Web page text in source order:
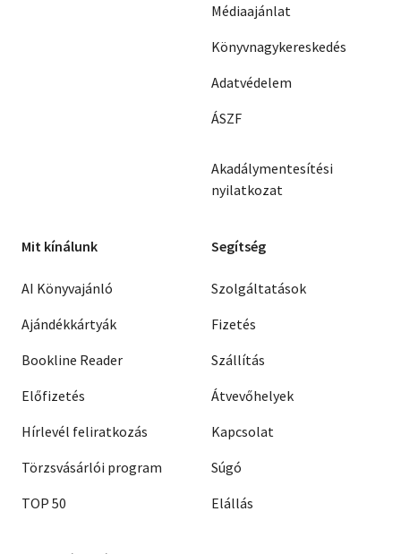
Médiaajánlat
Könyvnagykereskedés
Adatvédelem
ÁSZF
Akadálymentesítési
nyilatkozat
Mit kínálunk
AI Könyvajánló
Ajándékkártyák
Bookline Reader
Előfizetés
Hírlevél feliratkozás
Törzsvásárlói program
TOP 50
Segítség
Szolgáltatások
Fizetés
Szállítás
Átvevőhelyek
Kapcsolat
Súgó
Elállás